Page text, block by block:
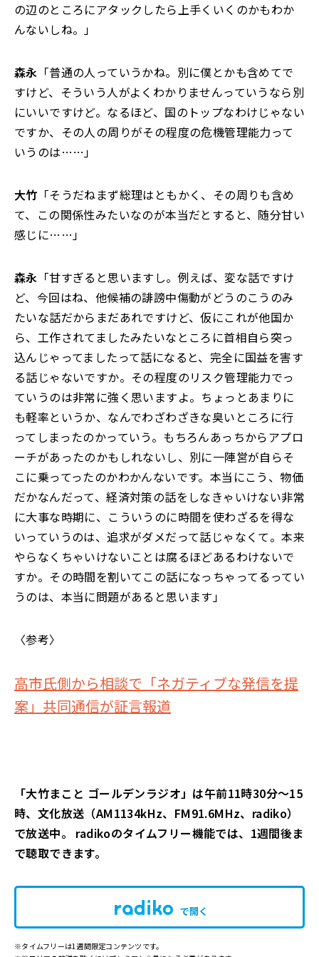
の辺のところにアタックしたら上手くいくのかもわか
んないしね。」
森永 「普通の人っていうかね。別に僕とかも含めてで
すけど、そういう人がよくわかりませんっていうなら別
にいいですけど。なるほど、国のトップなわけじゃない
ですか、その人の周りがその程度の危機管理能力って
いうのは……」
大竹 「そうだねまず総理はともかく、その周りも含め
て、この関係性みたいなのが本当だとすると、随分甘い
感じに……」
森永 「甘すぎると思いますし。例えば、変な話ですけ
ど、今回はね、他候補の誹謗中傷動がどうのこうのみ
たいな話だからまだあれですけど、仮にこれが他国か
ら、工作されてましたみたいなところに首相自ら突っ
込んじゃってましたって話になると、完全に国益を害す
る話じゃないですか。その程度のリスク管理能力でっ
ていうのは非常に強く思いますよ。ちょっとあまりに
も軽率というか、なんでわざわざきな臭いところに行
ってしまったのかっていう。もちろんあっちからアプロ
ーチがあったのかもしれないし、別に一陣営が自らそ
こに乗ってったのかわかんないです。本当にこう、物価
だかなんだって、経済対策の話をしなきゃいけない非常
に大事な時期に、こういうのに時間を使わざるを得な
いっていうのは、追求がダメだって話じゃなくて。本来
やらなくちゃいけないことは腐るほどあるわけないで
すか。その時間を割いてこの話になっちゃってるってい
うのは、本当に問題があると思います」
〈参考〉
高市氏側から相談で「ネガティブな発信を提
案」共同通信が証言報道
「大竹まこと ゴールデンラジオ」は午前11時30分～15
時、文化放送（AM1134kHz、FM91.6MHz、radiko）
で放送中。 radikoのタイムフリー機能では、1週間後ま
で聴取できます。
で開く
※タイムフリーは1週間限定コンテンツです。